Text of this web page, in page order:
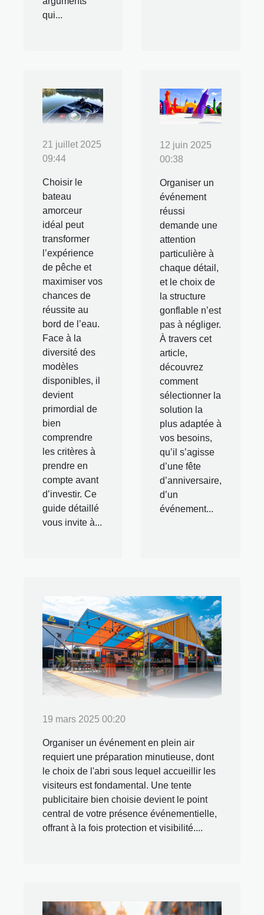
qui...
21 juillet 2025
09:44
Choisir le
bateau
amorceur
idéal peut
transformer
l’expérience
de pêche et
maximiser vos
chances de
réussite au
bord de l’eau.
Face à la
diversité des
modèles
disponibles, il
devient
primordial de
bien
comprendre
les critères à
prendre en
compte avant
d’investir. Ce
guide détaillé
vous invite à...
12 juin 2025
00:38
Organiser un
événement
réussi
demande une
attention
particulière à
chaque détail,
et le choix de
la structure
gonflable n’est
pas à négliger.
À travers cet
article,
découvrez
comment
sélectionner la
solution la
plus adaptée à
vos besoins,
qu’il s’agisse
d’une fête
d’anniversaire,
d’un
événement...
19 mars 2025 00:20
Organiser un événement en plein air
requiert une préparation minutieuse, dont
le choix de l'abri sous lequel accueillir les
visiteurs est fondamental. Une tente
publicitaire bien choisie devient le point
central de votre présence événementielle,
offrant à la fois protection et visibilité....